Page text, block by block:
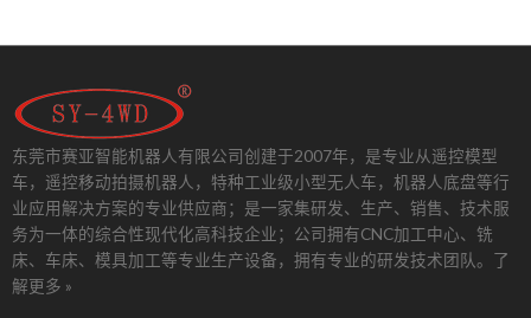
东莞市赛亚智能机器人有限公司创建于2007年，是专业从遥控模型
车，遥控移动拍摄机器人，特种工业级小型无人车，机器人底盘等行
业应用解决方案的专业供应商；是一家集研发、生产、销售、技术服
务为一体的综合性现代化高科技企业；公司拥有CNC加工中心、铣
床、车床、模具加工等专业生产设备，拥有专业的研发技术团队。 了
解更多 »